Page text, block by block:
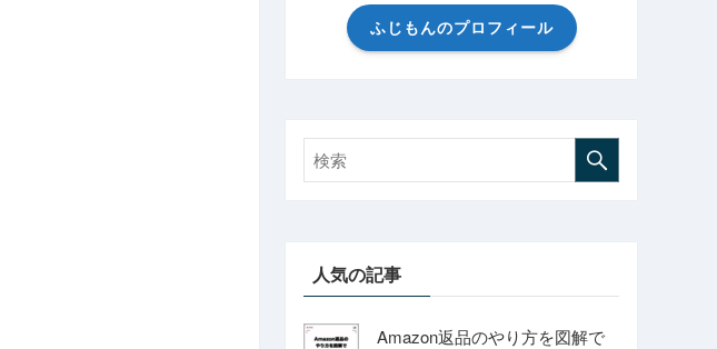
ふじもんのプロフィール
人気の記事
Amazon返品のやり方を図解で